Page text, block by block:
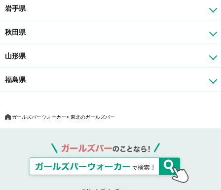
岩手県
秋田県
山形県
福島県
ガールズバーウォーカー 東北のガールズバー